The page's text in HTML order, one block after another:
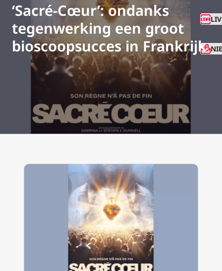
‘Sacré-Cœur’: ondanks
tegenwerking een groot
bioscoopsucces in Frankrijk